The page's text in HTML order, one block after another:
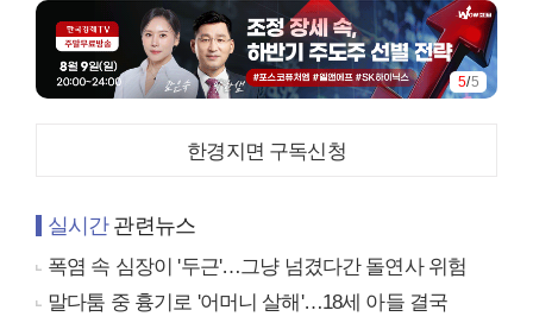
5/5
한경지면 구독신청
실시간관련뉴스
폭염 속 심장이 '두근'…그냥 넘겼다간 돌연사 위험
말다툼 중 흉기로 '어머니 살해'…18세 아들 결국